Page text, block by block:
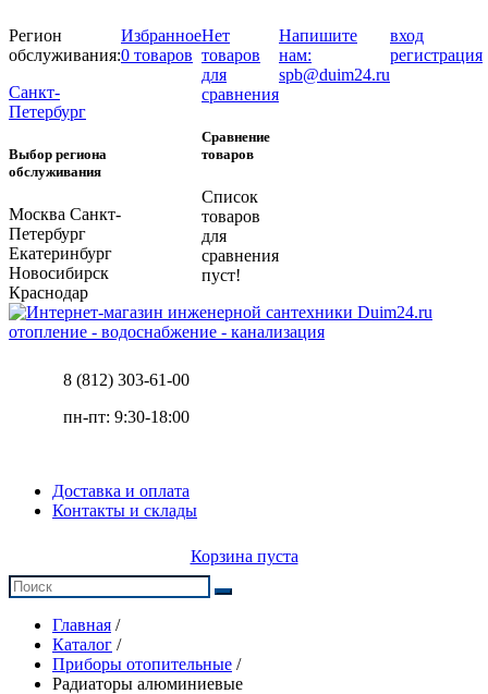
Регион
обслуживания:
Санкт-
Петербург
Выбор региона
обслуживания
Москва Санкт-
Петербург
Екатеринбург
Новосибирск
Краснодар
Избранное
0 товаров
Нет
товаров
для
сравнения
Сравнение
товаров
Список
товаров
для
сравнения
пуст!
Напишите
нам:
spb@duim24.ru
вход
регистрация
отопление - водоснабжение - канализация
8 (812) 303-61-00
пн-пт: 9:30-18:00
Доставка и оплата
Контакты и склады
Корзина пуста
Главная /
Каталог /
Приборы отопительные /
Радиаторы алюминиевые